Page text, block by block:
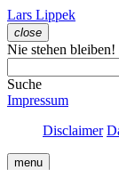
Zum
Inhalt
springen
Lars Lippek
close
Menü
schließen
Nie stehen bleiben!
Suche
Impressum
Disclaimer
menu